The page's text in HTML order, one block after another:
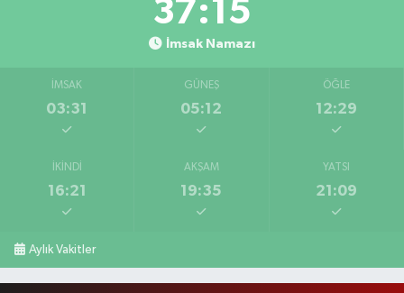
37:14
İmsak Namazı
İMSAK
03:31
GÜNEŞ
05:12
ÖĞLE
12:29
İKINDI
16:21
AKŞAM
19:35
YATSI
21:09
Aylık Vakitler